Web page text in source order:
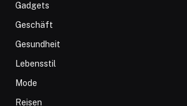
Gadgets
Geschäft
Gesundheit
Lebensstil
Mode
Reisen